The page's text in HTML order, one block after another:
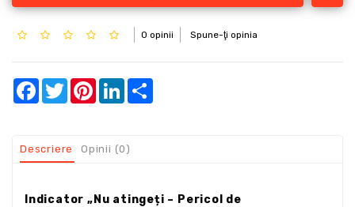
0 opinii Spune-ţi opinia
Facebook
TwitterPinterestLinkedIn
Descriere Opinii (0)
Indicator „Nu atingeți – Pericol de